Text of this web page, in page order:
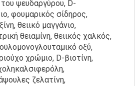
ψευδαργύρου, D-
φουμαρικός σίδηρος,
θειικό μαγγάνιο,
θειαμίνη, θειικός χαλκός,
οξύ,
χρώμιο, D-βιοτίνη,
ζελατίνη,